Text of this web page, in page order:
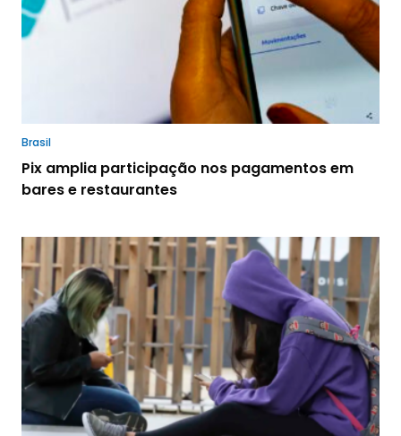
Brasil
Pix amplia participação nos pagamentos em
bares e restaurantes